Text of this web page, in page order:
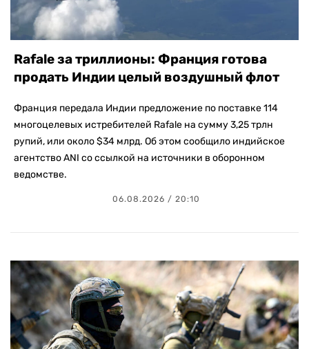
Rafale за триллионы: Франция готова
продать Индии целый воздушный флот
Франция передала Индии предложение по поставке 114
многоцелевых истребителей Rafale на сумму 3,25 трлн
рупий, или около $34 млрд. Об этом сообщило индийское
агентство ANI со ссылкой на источники в оборонном
ведомстве.
06.08.2026 / 20:10